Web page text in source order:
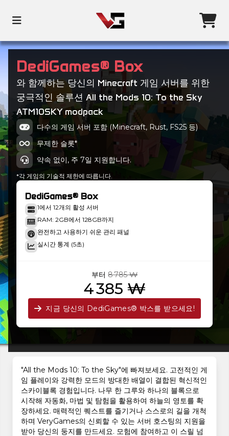
DediGames® Box
와 함께하는 당신의 Minecraft 게임 서버를 위한
궁극적인 솔루션 All the Mods 10: To the Sky
ATM10SKY modpack
다수의 게임 서버 포함 (Minecraft, Rust, FS25 등)
무제한 슬롯*
약속 없이, 주 7일 지원합니다.
*각 게임의 기술적 제한에 따릅니다.
DediGames® Box
1에서 12개의 활성 서버
RAM: 2GB에서 128GB까지
완전하고 사용하기 쉬운 관리 패널
실시간 통계 (5초)
부터 8 785 ₩
4 385 ₩
지금 당신의 DediGames® 박스를 받으세요!
"All the Mods 10: To the Sky"에 빠져보세요. 고전적인 게
임 플레이와 강력한 모드의 방대한 배열이 결합된 혁신적인
스카이블록 경험입니다. 나무 한 그루와 하나의 블록으로
시작해 자동화, 마법 및 탐험을 활용하여 하늘의 영토를 확
장하세요. 매력적인 퀘스트를 즐기거나 스스로의 길을 개척
하며 VeryGames의 신뢰할 수 있는 서버 호스팅의 지원을
받아 당신의 둥지를 만드세요. 모험에 참여하고 이 스릴 넘